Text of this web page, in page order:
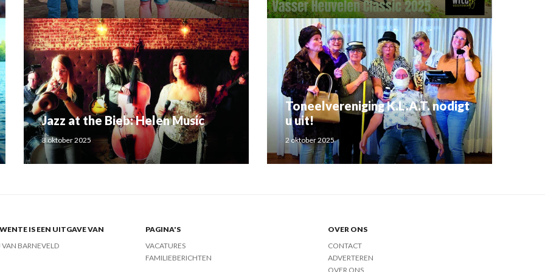
Jazz at the Bieb: Helen Music
3 oktober 2025
Toneelvereniging K.L.A.T. nodigt
u uit!
2 oktober 2025
IS EEN UITGAVE VAN
VAN BARNEVELD
PAGINA'S
VACATURES
FAMILIEBERICHTEN
OVER ONS
CONTACT
ADVERTEREN
OVER ONS